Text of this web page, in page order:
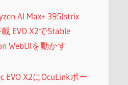
AI Max+ 395(strix
EVO X2でStable
WebUIを動かす
EVO X2にOcuLinkポー